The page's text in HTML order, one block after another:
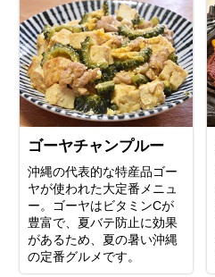
ゴーヤチャンプルー
沖縄の代表的な特産品ゴー
ヤが使われた大定番メニュ
ー。ゴーヤはビタミンCが
豊富で、夏バテ防止に効果
があるため、夏の暑い沖縄
の定番グルメです。